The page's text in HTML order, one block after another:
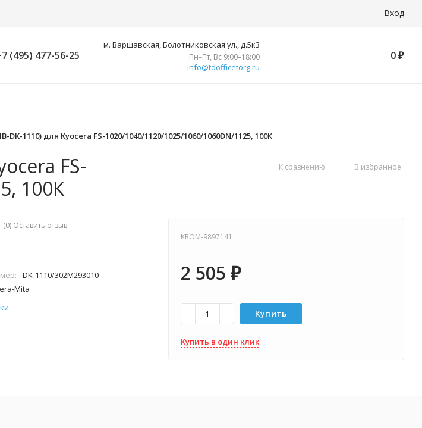
Вход
(495) 477-56-25
м. Варшавская, Болотниковская ул., д.5к3
Пн–Пт, Вс 9:00–18:00
info@tdofficetorg.ru
0 ₽
1110) для Kyocera FS-1020/1040/1120/1025/1060/1060DN/1125, 100К
FS-
100К
К сравнению В избранное
(0) Оставить отзыв
DK-1110/302M293010
Mita
KROM-9897141
2 505 ₽
Купить
Купить в один клик